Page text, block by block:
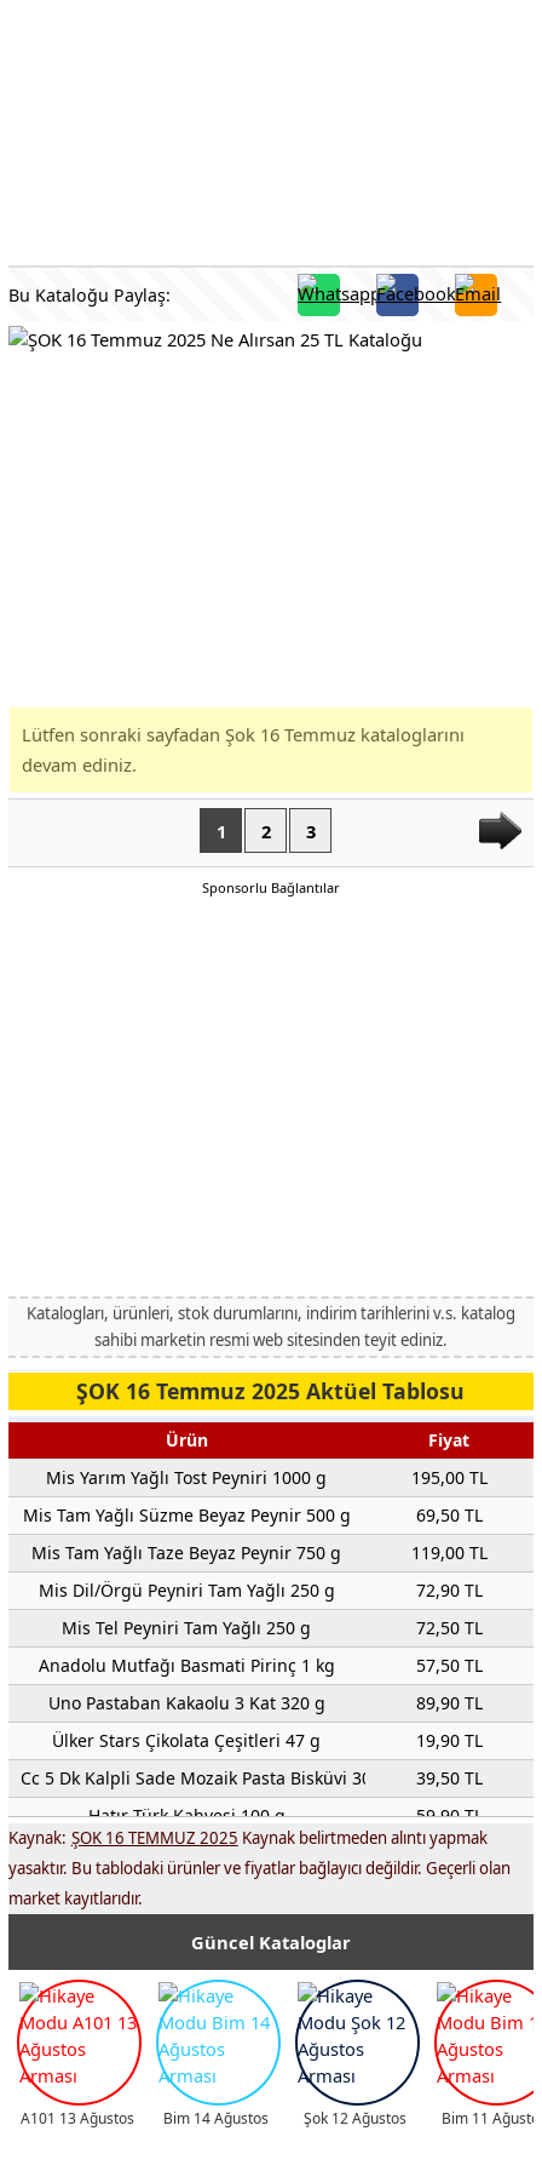
Bu Kataloğu Paylaş:
Lütfen sonraki sayfadan Şok 16 Temmuz kataloglarını
devam ediniz.
1 2 3
Sponsorlu Bağlantılar
Katalogları, ürünleri, stok durumlarını, indirim tarihlerini v.s. katalog
sahibi marketin resmi web sitesinden teyit ediniz.
ŞOK 16 Temmuz 2025 Aktüel Tablosu
Ürün
Fiyat
Mis Yarım Yağlı Tost Peyniri 1000 g
195,00 TL
Mis Tam Yağlı Süzme Beyaz Peynir 500 g
69,50 TL
Mis Tam Yağlı Taze Beyaz Peynir 750 g
119,00 TL
Mis Dil/Örgü Peyniri Tam Yağlı 250 g
72,90 TL
Mis Tel Peyniri Tam Yağlı 250 g
72,50 TL
Anadolu Mutfağı Basmati Pirinç 1 kg
57,50 TL
Uno Pastaban Kakaolu 3 Kat 320 g
89,90 TL
Ülker Stars Çikolata Çeşitleri 47 g
19,90 TL
Cc 5 Dk Kalpli Sade Mozaik Pasta Bisküvi 300 g
39,50 TL
Hatır Türk Kahvesi 100 g
59,90 TL
Cafe Crown 3'ü 1 Arada Bidon Kahve 32'li
125,00 TL
Amigo Mısır Çerezi Çeşitleri 130 g
Amigo Kaju Cevizi 150 g
74,90 TL
Amigo Lüks Kabuksuz Karışık Kuruyemiş 200 g 129,00 TL
Amigo Tuzlu/Tuzsuz Siyah Çekirdek 1 kg
59,90 TL
Eti Cin Çilekli 325 g
44,90 TL
Ülker 8 Kek Mini Orman Meyveli 162 g
34,50 TL
Kaynak: ŞOK 16 TEMMUZ 2025 Kaynak belirtmeden alıntı yapmak
yasaktır. Bu tablodaki ürünler ve fiyatlar bağlayıcı değildir. Geçerli olan
market kayıtlarıdır.
Güncel Kataloglar
A101 13 Ağustos Bim 14 Ağustos Şok 12 Ağustos Bim 11